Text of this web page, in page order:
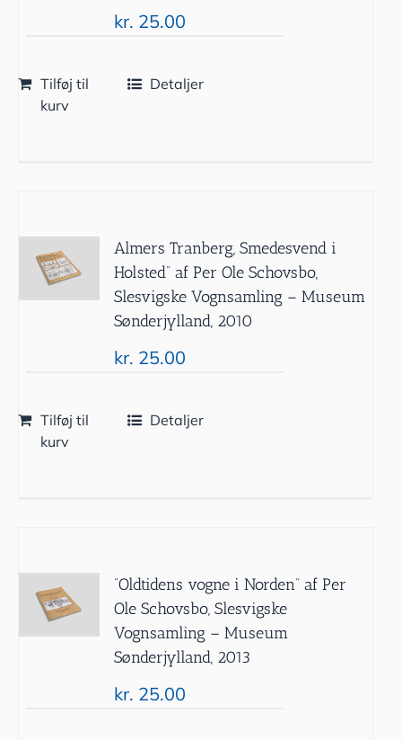
kr. 25.00
Tilføj til
kurv
Detaljer
Almers Tranberg, Smedesvend i
Holsted” af Per Ole Schovsbo,
Slesvigske Vognsamling – Museum
Sønderjylland, 2010
kr. 25.00
Tilføj til
kurv
Detaljer
”Oldtidens vogne i Norden” af Per
Ole Schovsbo, Slesvigske
Vognsamling – Museum
Sønderjylland, 2013
kr. 25.00